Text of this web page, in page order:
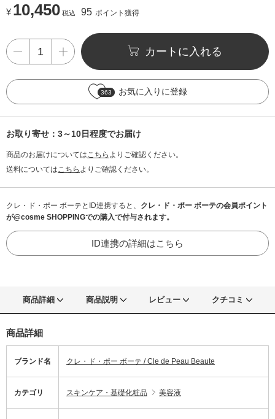
¥ 10,450 税込 95 ポイント獲得
カートに入れる
363 お気に入りに登録
お取り寄せ：3～10日程度でお届け
商品のお届けについてはこちら よりご確認ください。
送料についてはこちら よりご確認ください。
クレ・ド・ポー ボーテとID連携すると、 クレ・ド・ポー ボーテの会員ポイント
が@cosme SHOPPINGでの購入で付与されます。
ID連携の詳細はこちら
商品詳細 商品説明 レビュー クチコミ
商品詳細
ブランド名 クレ・ド・ポー ボーテ / Cle de Peau Beaute
カテゴリ スキンケア・基礎化粧品 美容液